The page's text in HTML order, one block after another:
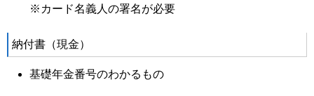
※カード名義人の署名が必要
納付書（現金）
基礎年金番号のわかるもの